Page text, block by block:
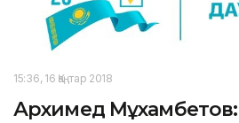
15:36, 16 Қаңтар 2018
Архимед